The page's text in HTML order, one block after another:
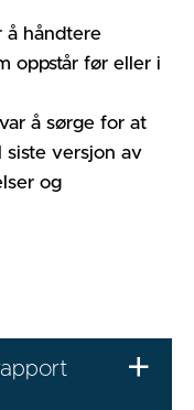
å håndtere
oppstår før eller i
å sørge for at
siste versjon av
og